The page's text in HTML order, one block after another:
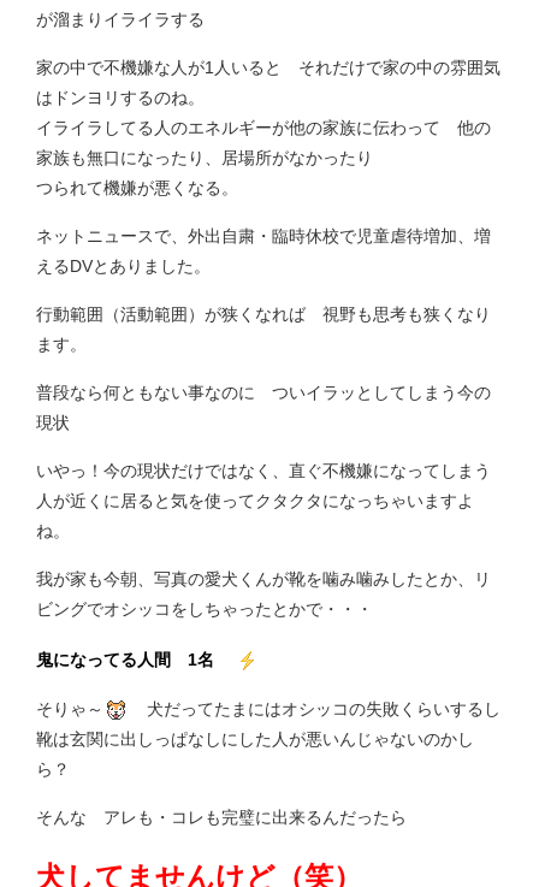
が溜まりイライラする
家の中で不機嫌な人が1人いると それだけで家の中の雰囲気
はドンヨリするのね。
イライラしてる人のエネルギーが他の家族に伝わって 他の
家族も無口になったり、居場所がなかったり
つられて機嫌が悪くなる。
ネットニュースで、外出自粛・臨時休校で児童虐待増加、増
えるDVとありました。
行動範囲（活動範囲）が狭くなれば 視野も思考も狭くなり
ます。
普段なら何ともない事なのに ついイラッとしてしまう今の
現状
いやっ！今の現状だけではなく、直ぐ不機嫌になってしまう
人が近くに居ると気を使ってクタクタになっちゃいますよ
ね。
我が家も今朝、写真の愛犬くんが靴を噛み噛みしたとか、リ
ビングでオシッコをしちゃったとかで・・・
鬼になってる人間 1名
そりゃ～
犬だってたまにはオシッコの失敗くらいするし
靴は玄関に出しっぱなしにした人が悪いんじゃないのかし
ら？
そんな アレも・コレも完璧に出来るんだったら
犬してませんけど（笑）